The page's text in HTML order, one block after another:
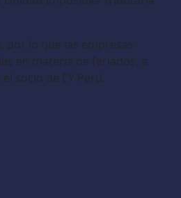
por lo que las empresas
en materia de feriados, a
socio de EY Perú.